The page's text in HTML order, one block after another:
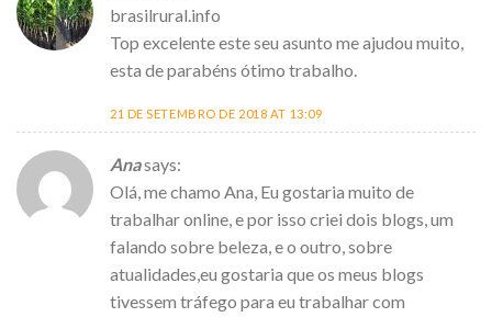
brasilrural.info
Top excelente este seu asunto me ajudou muito,
esta de parabéns ótimo trabalho.
21 DE SETEMBRO DE 2018 AT 13:09
Anasays:
Olá, me chamo Ana, Eu gostaria muito de
trabalhar online, e por isso criei dois blogs, um
falando sobre beleza, e o outro, sobre
atualidades,eu gostaria que os meus blogs
tivessem tráfego para eu trabalhar com